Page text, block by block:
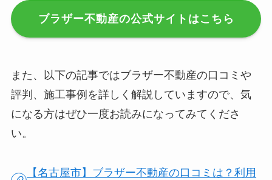
ブラザー不動産の公式サイトはこちら
また、以下の記事ではブラザー不動産の口コミや
評判、施工事例を詳しく解説していますので、気
になる方はぜひ一度お読みになってみてくださ
い。
【名古屋市】ブラザー不動産の口コミは？利用